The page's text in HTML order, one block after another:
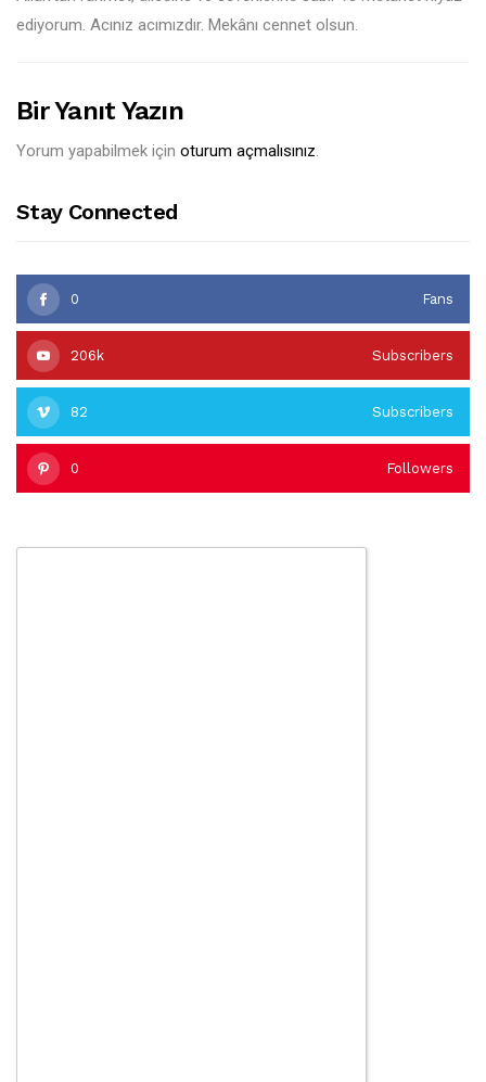
ediyorum. Acınız acımızdır. Mekânı cennet olsun.
Bir Yanıt Yazın
Yorum yapabilmek için oturum açmalısınız.
Stay Connected
0 Fans
206k Subscribers
82 Subscribers
0 Followers